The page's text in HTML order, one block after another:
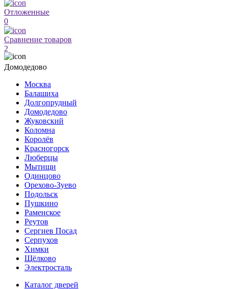
Отложенные
0
Сравнение товаров
2
Домодедово
Москва
Балашиха
Долгопрудный
Домодедово
Жуковский
Коломна
Королёв
Красногорск
Люберцы
Мытищи
Одинцово
Орехово-Зуево
Подольск
Пушкино
Раменское
Реутов
Сергиев Посад
Серпухов
Химки
Щёлково
Электросталь
Каталог дверей